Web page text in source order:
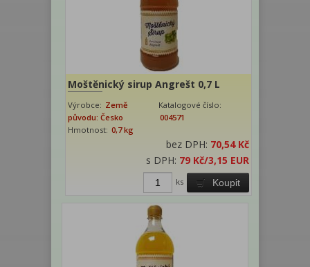
Moštěnický sirup Angrešt 0,7 L
Výrobce: Země
původu: Česko
Katalogové číslo:
004571
Hmotnost: 0,7 kg
bez DPH: 70,54 Kč
s DPH: 79 Kč/3,15 EUR
Koupit
ks